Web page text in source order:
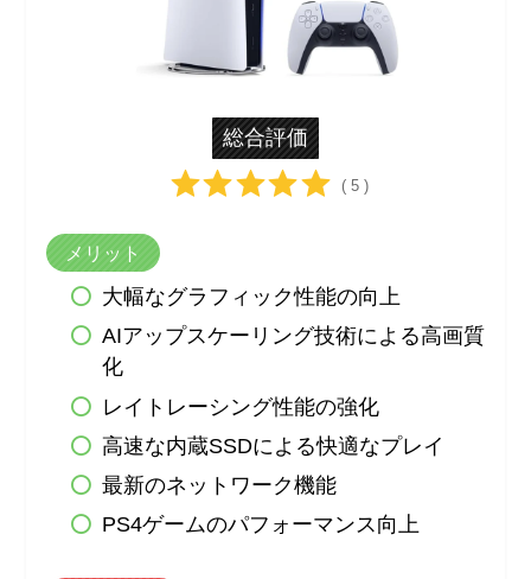
総合評価
( 5 )
メリット
大幅なグラフィック性能の向上
AIアップスケーリング技術による高画質
化
レイトレーシング性能の強化
高速な内蔵SSDによる快適なプレイ
最新のネットワーク機能
PS4ゲームのパフォーマンス向上